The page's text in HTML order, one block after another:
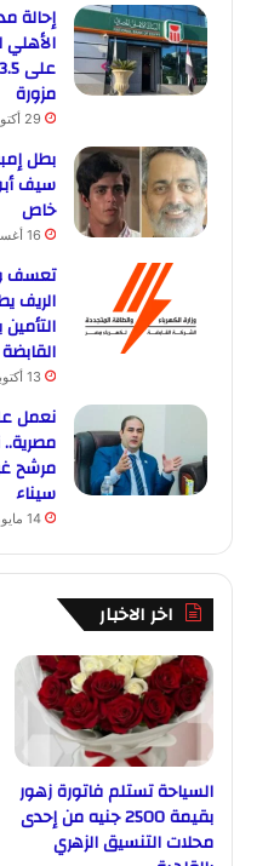
الأهلي
مزورة
29 أكتوبر، 2025
بطل
سيف
خاص
16 أغسطس، 2025
تعسف
الريف
13 أكتوبر، 2025
نعمل
مرشح
سيناء
14 مايو، 2024
اخر الاخبار
السياحة تستلم فاتورة زهور
بقيمة 2500 جنيه من إحدى
محلات التنسيق الزهري